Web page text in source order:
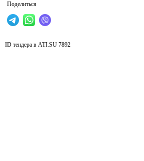
Поделиться
ID тендера в ATI.SU 7892